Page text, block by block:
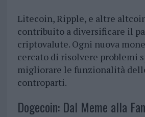
Litecoin, Ripple, e altre
contribuito a diversificare il
criptovalute. Ogni nuova
cercato di risolvere problemi
migliorare le funzionalità
controparti.
Dogecoin: Dal Meme alla